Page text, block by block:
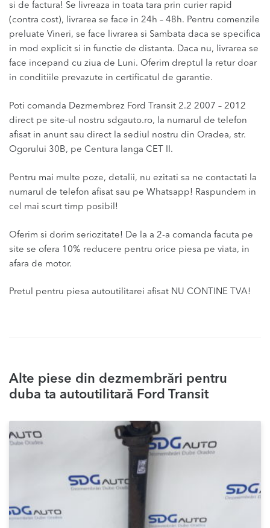
si de factura! Se livreaza in toata tara prin curier rapid
(contra cost), livrarea se face in 24h – 48h. Pentru comenzile
preluate Vineri, se face livrarea si Sambata daca se specifica
in mod explicit si in functie de distanta. Daca nu, livrarea se
face incepand cu ziua de Luni. Oferim dreptul la retur doar
in conditiile prevazute in certificatul de garantie.
Poti comanda Dezmembrez Ford Transit 2.2 2007 – 2012
direct pe site-ul nostru sdgauto.ro, la numarul de telefon
afisat in anunt sau direct la sediul nostru din Oradea, str.
Ogorului 30B, pe Centura langa CET II.
Pentru mai multe poze, detalii, nu ezitati sa ne contactati la
numarul de telefon afisat sau pe Whatsapp! Raspundem in
cel mai scurt timp posibil!
Oferim si dorim seriozitate! De la a 2-a comanda facuta pe
site se ofera 10% reducere pentru orice piesa pe viata, in
afara de motor.
Pretul pentru piesa autoutilitarei afisat NU CONTINE TVA!
Alte piese din dezmembrări pentru
duba ta autoutilitară Ford Transit